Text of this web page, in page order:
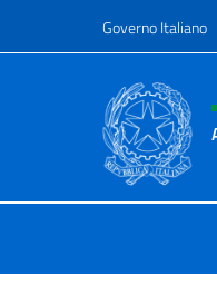
Governo Italiano